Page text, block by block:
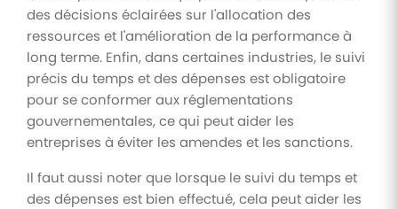
des décisions éclairées sur l'allocation des
ressources et l'amélioration de la performance à
long terme. Enfin, dans certaines industries, le suivi
précis du temps et des dépenses est obligatoire
pour se conformer aux réglementations
gouvernementales, ce qui peut aider les
entreprises à éviter les amendes et les sanctions.
Il faut aussi noter que lorsque le suivi du temps et
des dépenses est bien effectué, cela peut aider les